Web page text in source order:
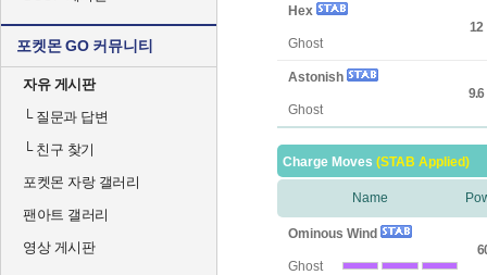
포켓몬 GO 커뮤니티
자유 게시판
└질문과 답변
└친구 찾기
포켓몬 자랑 갤러리
팬아트 갤러리
영상 게시판
Hex
Ghost
12
Astonish
Ghost
9.6
Charge Moves (STAB Applied)
Name
Ominous Wind
Ghost